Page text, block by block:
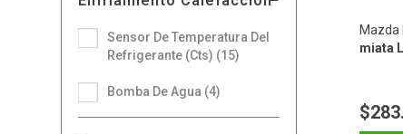
Sensor De Temperatura Del
Refrigerante (Cts) (15)
Bomba De Agua (4)
Mazda
miata